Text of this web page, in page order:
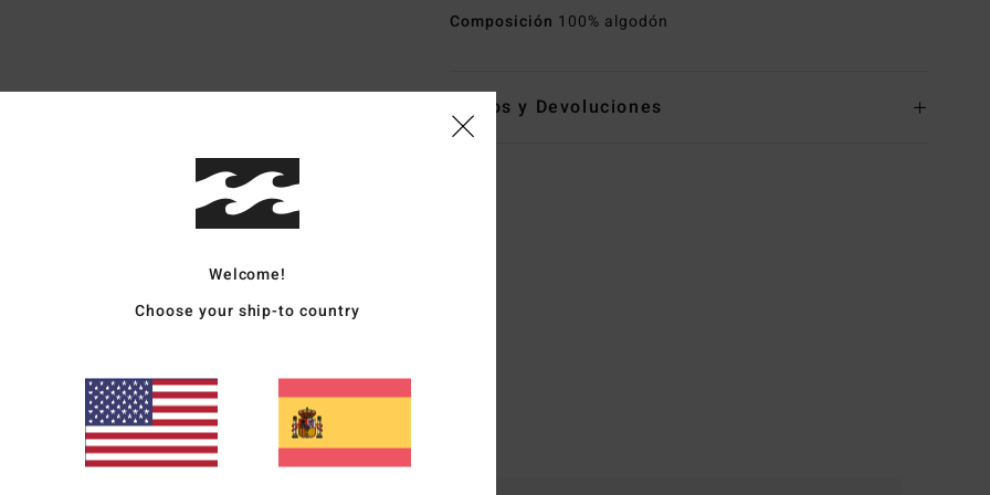
Composición 100% algodón
Envíos y Devoluciones
5.0
basado en3 reseñas verificadas
desde febrero 2026
El 100% de nuestros clientes recomiendan este producto
Welcome!
Choose your ship-to country